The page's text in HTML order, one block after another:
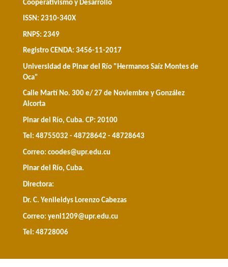
Cooperativismo y Desarrollo
ISSN: 2310-340X
RNPS: 2349
Registro CENDA: 3456-11-2017
Universidad de Pinar del Río "Hermanos Saíz Montes de
Oca"
Calle Martí No. 300 e/ 27 de Noviembre y González
Alcorta
Pinar del Río, Cuba. CP: 20100
Tel: 48755032 - 48728642 - 48728643
Correo: coodes@upr.edu.cu
Pinar del Río, Cuba.
Directora:
Dr. C. Yenileidys Lorenzo Cabezas
Correo: yeni1209@upr.edu.cu
Tel: 48728006